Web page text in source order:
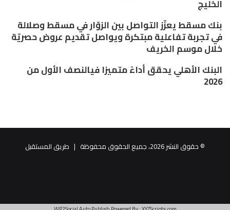
الخليج
بنك مسقط يعزّز التواصل بين الزوّار في مسقط وصلالة
في تجربة تفاعلية مبتكرة ويواصل تقديم عروض حصريّة
خلال موسم الخريف
البنك الأهلي يحقق أداءً متميزا فيالنصف الأول من
2026
© حقوق النشر 2026، جميع الحقوق محفوظة | طريق المستقبل